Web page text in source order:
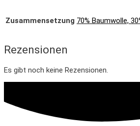
Zusammensetzung 70% Baumwolle,
Rezensionen
Es gibt noch keine Rezensionen.